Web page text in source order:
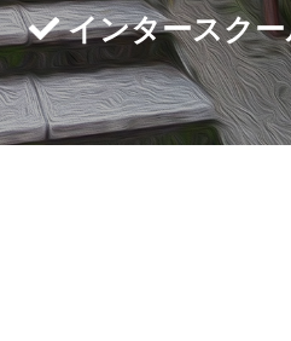
インタースクー